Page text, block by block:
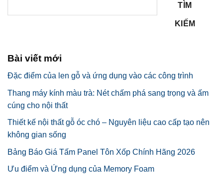
TÌM
KIẾM
Bài viết mới
Đặc điểm của len gỗ và ứng dụng vào các công trình
Thang máy kính màu trà: Nét chấm phá sang trọng và ấm
cúng cho nội thất
Thiết kế nội thất gỗ óc chó – Nguyên liệu cao cấp tạo nên
không gian sống
Bảng Báo Giá Tấm Panel Tôn Xốp Chính Hãng 2026
Ưu điểm và Ứng dụng của Memory Foam